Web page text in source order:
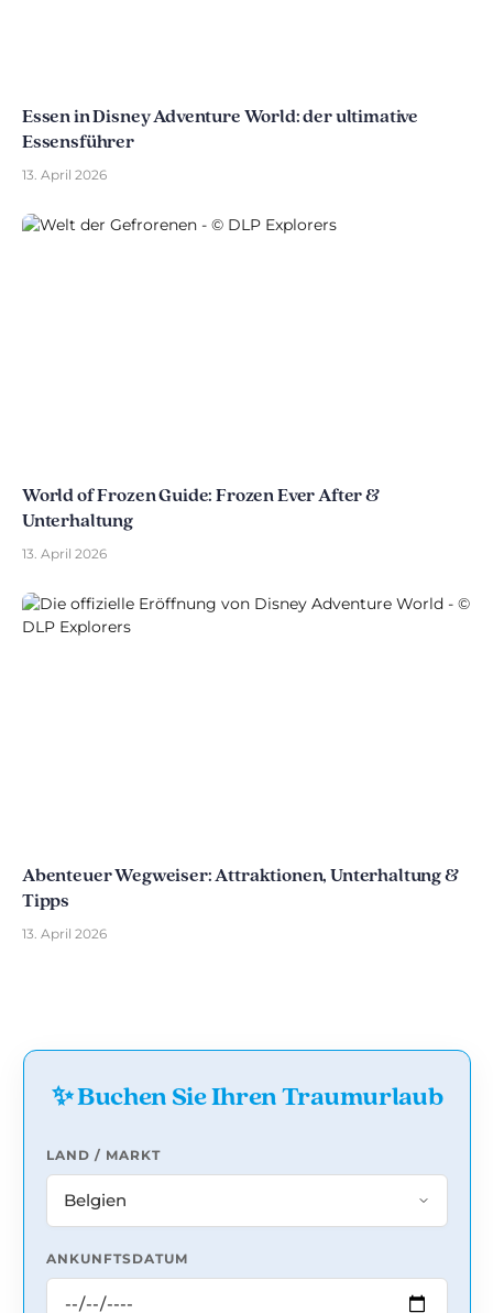
Essen in Disney Adventure World: der ultimative
Essensführer
13. April 2026
World of Frozen Guide: Frozen Ever After &
Unterhaltung
13. April 2026
Abenteuer Wegweiser: Attraktionen, Unterhaltung &
Tipps
13. April 2026
✨ Buchen Sie Ihren Traumurlaub
LAND / MARKT
ANKUNFTSDATUM